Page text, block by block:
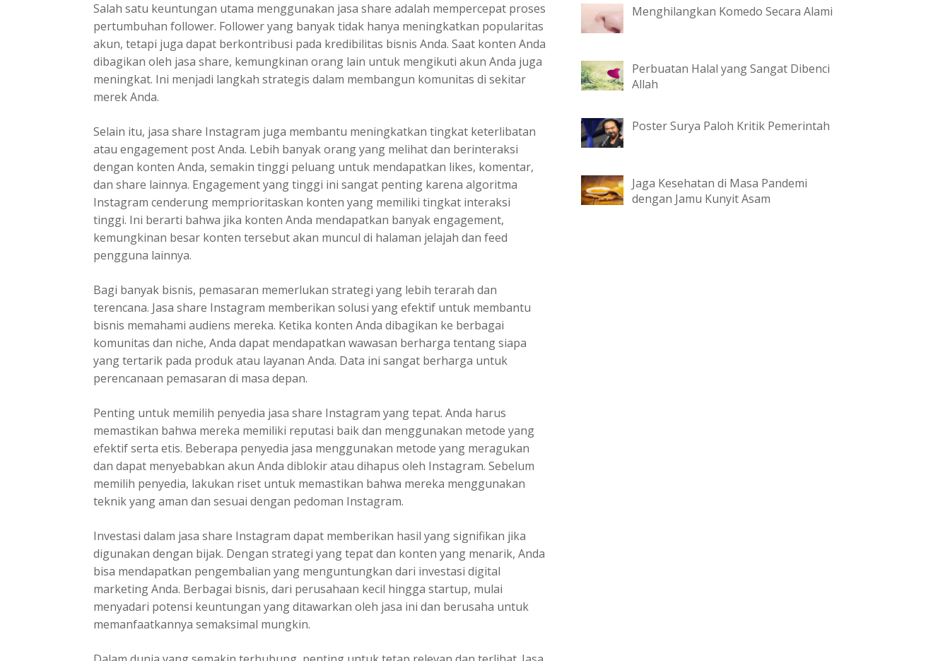
Salah satu keuntungan utama menggunakan jasa share adalah mempercepat proses
pertumbuhan follower. Follower yang banyak tidak hanya meningkatkan popularitas
akun, tetapi juga dapat berkontribusi pada kredibilitas bisnis Anda. Saat konten Anda
dibagikan oleh jasa share, kemungkinan orang lain untuk mengikuti akun Anda juga
meningkat. Ini menjadi langkah strategis dalam membangun komunitas di sekitar
merek Anda.
Selain itu, jasa share Instagram juga membantu meningkatkan tingkat keterlibatan
atau engagement post Anda. Lebih banyak orang yang melihat dan berinteraksi
dengan konten Anda, semakin tinggi peluang untuk mendapatkan likes, komentar,
dan share lainnya. Engagement yang tinggi ini sangat penting karena algoritma
Instagram cenderung memprioritaskan konten yang memiliki tingkat interaksi
tinggi. Ini berarti bahwa jika konten Anda mendapatkan banyak engagement,
kemungkinan besar konten tersebut akan muncul di halaman jelajah dan feed
pengguna lainnya.
Bagi banyak bisnis, pemasaran memerlukan strategi yang lebih terarah dan
terencana. Jasa share Instagram memberikan solusi yang efektif untuk membantu
bisnis memahami audiens mereka. Ketika konten Anda dibagikan ke berbagai
komunitas dan niche, Anda dapat mendapatkan wawasan berharga tentang siapa
yang tertarik pada produk atau layanan Anda. Data ini sangat berharga untuk
perencanaan pemasaran di masa depan.
Penting untuk memilih penyedia jasa share Instagram yang tepat. Anda harus
memastikan bahwa mereka memiliki reputasi baik dan menggunakan metode yang
efektif serta etis. Beberapa penyedia jasa menggunakan metode yang meragukan
dan dapat menyebabkan akun Anda diblokir atau dihapus oleh Instagram. Sebelum
memilih penyedia, lakukan riset untuk memastikan bahwa mereka menggunakan
teknik yang aman dan sesuai dengan pedoman Instagram.
Investasi dalam jasa share Instagram dapat memberikan hasil yang signifikan jika
digunakan dengan bijak. Dengan strategi yang tepat dan konten yang menarik, Anda
bisa mendapatkan pengembalian yang menguntungkan dari investasi digital
marketing Anda. Berbagai bisnis, dari perusahaan kecil hingga startup, mulai
menyadari potensi keuntungan yang ditawarkan oleh jasa ini dan berusaha untuk
memanfaatkannya semaksimal mungkin.
Menghilangkan Komedo Secara Alami
Perbuatan Halal yang Sangat Dibenci
Allah
Poster Surya Paloh Kritik Pemerintah
Jaga Kesehatan di Masa Pandemi
dengan Jamu Kunyit Asam